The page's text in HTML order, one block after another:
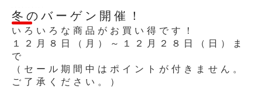
冬のバーゲン開催！
いろいろな商品がお買い得です！
１２月８日（月）～１２月２８日（日）ま
で
（セール期間中はポイントが付きません。
ご了承ください。）